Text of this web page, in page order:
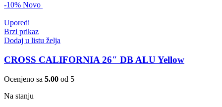
-10% Novo
Uporedi
Brzi prikaz
Dodaj u listu želja
CROSS CALIFORNIA 26″ DB ALU Yellow
Ocenjeno sa 5.00 od 5
Na stanju